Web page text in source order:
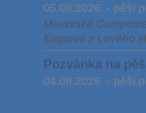
05.08.2026 - pěší
Moravská
Etapová z Levého
Pozvánka na
04.08.2026 - pěší